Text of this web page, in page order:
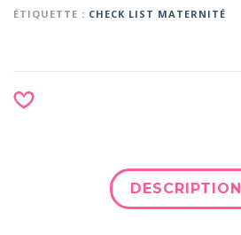
ÉTIQUETTE : CHECK LIST MATERNITÉ
DESCRIPTION